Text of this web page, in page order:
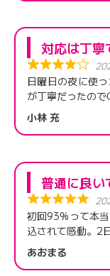
対応は丁寧
日曜日の夜に使
が丁寧だったので
小林 充
普通に良い
初回93%って本
込されて感動。2
あおまる